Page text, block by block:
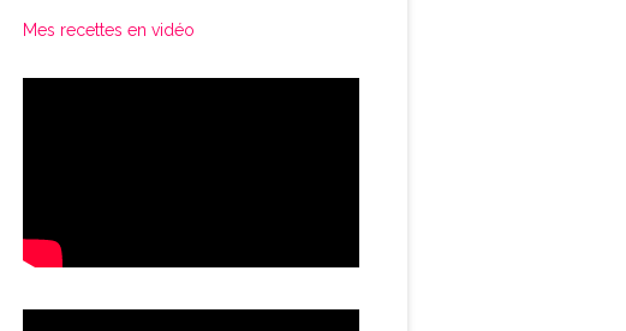
Mes recettes en vidéo